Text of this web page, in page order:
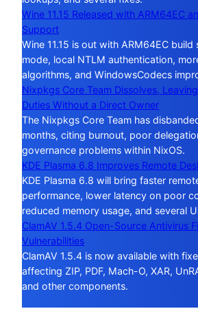
Wine 11.15 Released with ARM64EC
Support
Wine 11.15 is out with ARM64EC
mode, local NTLM authentication,
algorithms, and WindowsCodecs
Nixpkgs Core Team Dissolves,
Duties Without a Direct Owner
The Nixpkgs Core Team has
months, citing burnout, poor
governance problems within NixOS.
KDE Plasma 6.8 Improves Remote
KDE Plasma 6.8 will bring faster
performance, lower latency on poor
reduced memory usage, and several
ClamAV 1.5.4 Open-Source Antivirus
Vulnerabilities
ClamAV 1.5.4 is now available with
affecting ZIP, PDF, Mach-O, XAR,
and other components.